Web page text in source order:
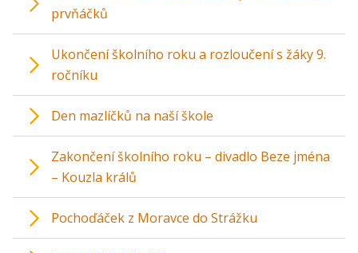
prvňáčků
Ukončení školního roku a rozloučení s žáky 9.
ročníku
Den mazlíčků na naší škole
Zakončení školního roku – divadlo Beze jména
– Kouzla králů
Pochoďáček z Moravce do Strážku